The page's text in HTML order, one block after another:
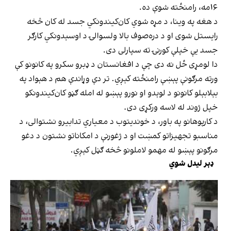
۱۶مه، رامنځته شوې ده.
د هغه په وینا، د مړه شوي کان‌کیندونکي جسد له کان څخه
رایستل شوی او د دره‌صوف بالا ولسوالۍ د اوسېدونکي کارګر
جسد یې خپلې کورنۍ ته سپارلی دی.
دا لومړی ځل نه دی چې د افغانستان د ډبرو سکرو په کانونو کې
ورته مرګونې پېښې رامنځته کېږي. تر دې وړاندې هم د هېواد په
بېلابېلو کانونو د لوېدو او نورو پېښو له امله ګڼو کان‌کیندونکو
خپل ژوند له لاسه ورکړی دی.
د کارپوهانو په باور، د خوندیتوب د معیاري تدابیرو نشتوالی، د
مناسبو تجهیزاتو کمښت او د ژغورنې د امکاناتو نشتون د دغو
مرګونو پېښو له مهمو لاملونو څخه ګڼل کېږي.
ډېر لیدل شوي